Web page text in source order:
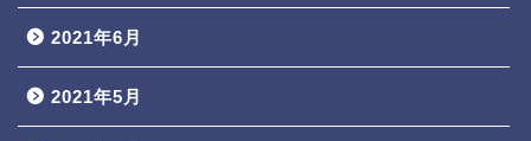
2021年6月
2021年5月